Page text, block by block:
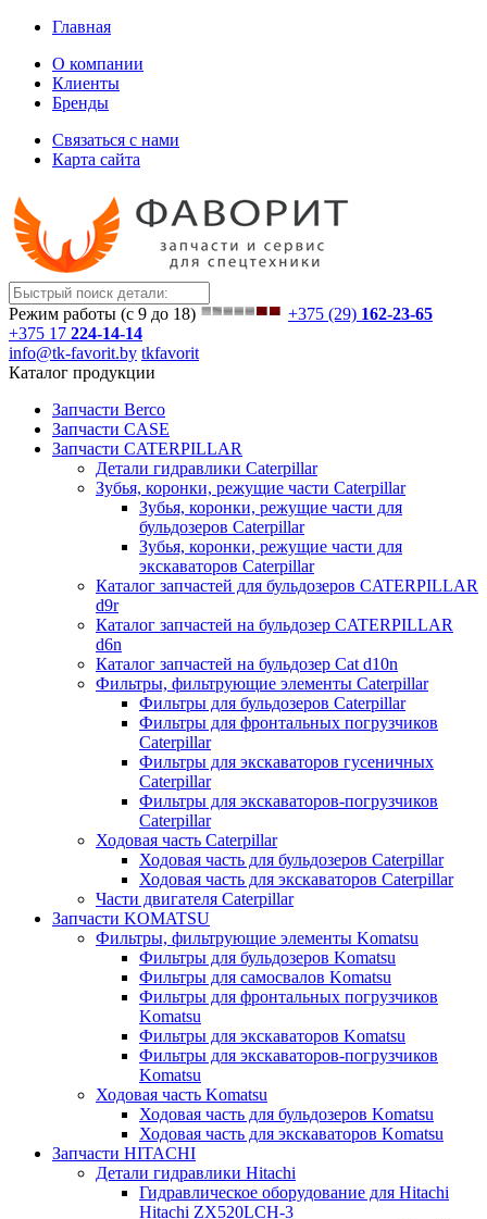
Главная
О компании
Клиенты
Бренды
Связаться с нами
Карта сайта
Режим работы (с 9 до 18) +375 (29) 162-23-65
+375 17 224-14-14
info@tk-favorit.by tkfavorit
Каталог продукции
Запчасти Berco
Запчасти CASE
Запчасти CATERPILLAR
Детали гидравлики Caterpillar
Зубья, коронки, режущие части Caterpillar
Зубья, коронки, режущие части для
бульдозеров Caterpillar
Зубья, коронки, режущие части для
экскаваторов Caterpillar
Каталог запчастей для бульдозеров CATERPILLAR
d9r
Каталог запчастей на бульдозер CATERPILLAR
d6n
Каталог запчастей на бульдозер Сat d10n
Фильтры, фильтрующие элементы Caterpillar
Фильтры для бульдозеров Caterpillar
Фильтры для фронтальных погрузчиков
Caterpillar
Фильтры для экскаваторов гусеничных
Caterpillar
Фильтры для экскаваторов-погрузчиков
Caterpillar
Ходовая часть Caterpillar
Ходовая часть для бульдозеров Caterpillar
Ходовая часть для экскаваторов Caterpillar
Части двигателя Caterpillar
Запчасти KOMATSU
Фильтры, фильтрующие элементы Komatsu
Фильтры для бульдозеров Komatsu
Фильтры для самосвалов Komatsu
Фильтры для фронтальных погрузчиков
Komatsu
Фильтры для экскаваторов Komatsu
Фильтры для экскаваторов-погрузчиков
Komatsu
Ходовая часть Komatsu
Ходовая часть для бульдозеров Komatsu
Ходовая часть для экскаваторов Komatsu
Запчасти HITACHI
Детали гидравлики Hitachi
Гидравлическое оборудование для Hitachi
Hitachi ZX520LCH-3